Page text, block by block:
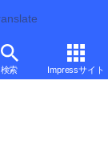
検索 Impressサイト
したCULVノート